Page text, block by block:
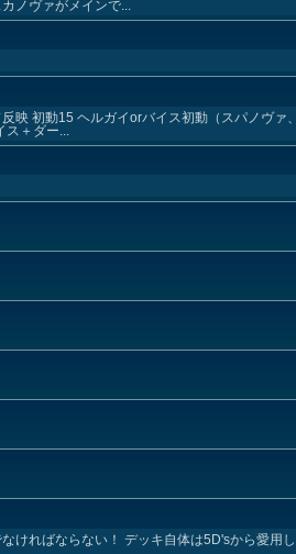
ノヴァがメインで...
映 初動15 ヘルガイorバイス初動（スパノヴ
＋ダー...
ければならない！ デッキ自体は5D'sから愛